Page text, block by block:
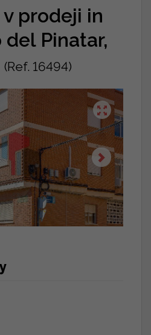
prodeji in
del Pinatar,
(Ref. 16494)